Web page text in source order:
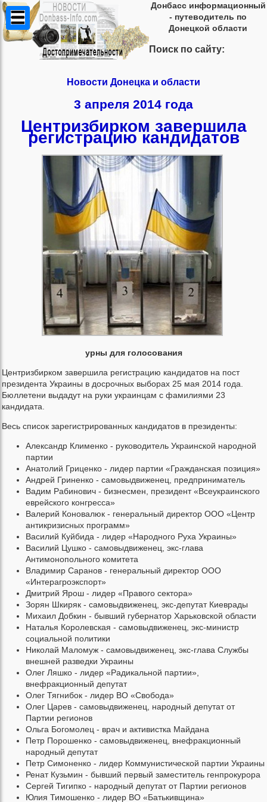
Донбасс информационный
- путеводитель по
Донецкой области
Поиск по сайту:
Новости Донецка и области
3 апреля 2014 года
Центризбирком завершила
регистрацию кандидатов
урны для голосования
Центризбирком завершила регистрацию кандидатов на пост
президента Украины в досрочных выборах 25 мая 2014 года.
Бюллетени выдадут на руки украинцам с фамилиями 23
кандидата.
Весь список зарегистрированных кандидатов в президенты:
Александр Клименко - руководитель Украинской народной
партии
Анатолий Гриценко - лидер партии «Гражданская позиция»
Андрей Гриненко - самовыдвиженец, предприниматель
Вадим Рабинович - бизнесмен, президент «Всеукраинского
еврейского конгресса»
Валерий Коновалюк - генеральный директор ООО «Центр
антикризисных программ»
Василий Куйбида - лидер «Народного Руха Украины»
Василий Цушко - самовыдвиженец, экс-глава
Антимонопольного комитета
Владимир Саранов - генеральный директор ООО
«Интерагроэкспорт»
Дмитрий Ярош - лидер «Правого сектора»
Зорян Шкиряк - самовыдвиженец, экс-депутат Киеврады
Михаил Добкин - бывший губернатор Харьковской области
Наталья Королевская - самовыдвиженец, экс-министр
социальной политики
Николай Маломуж - самовыдвиженец, экс-глава Службы
внешней разведки Украины
Олег Ляшко - лидер «Радикальной партии»,
внефракционный депутат
Олег Тягнибок - лидер ВО «Свобода»
Олег Царев - самовыдвиженец, народный депутат от
Партии регионов
Ольга Богомолец - врач и активистка Майдана
Петр Порошенко - самовыдвиженец, внефракционный
народный депутат
Петр Симоненко - лидер Коммунистической партии Украины
Ренат Кузьмин - бывший первый заместитель генпрокурора
Сергей Тигипко - народный депутат от Партии регионов
Юлия Тимошенко - лидер ВО «Батькивщина»